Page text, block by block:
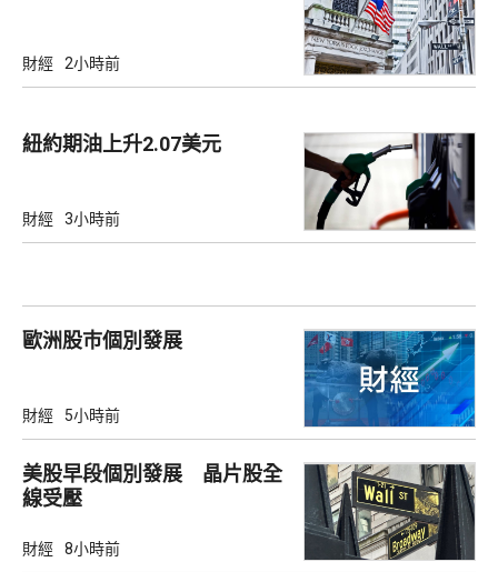
財經 2小時前
紐約期油上升2.07美元
財經 3小時前
歐洲股巿個別發展
財經 5小時前
美股早段個別發展 晶片股全
線受壓
財經 8小時前